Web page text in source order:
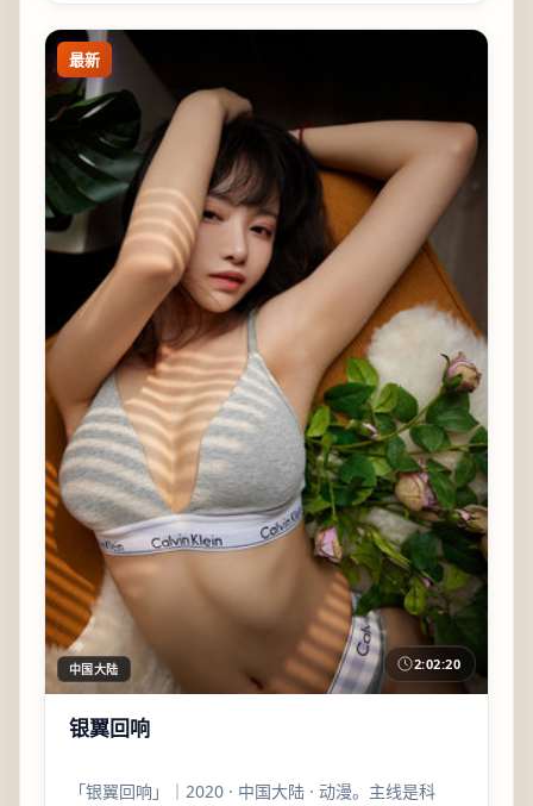
最新
中国大陆 2:02:20
银翼回响
「银翼回响」｜2020 · 中国大陆 · 动漫。主线是科